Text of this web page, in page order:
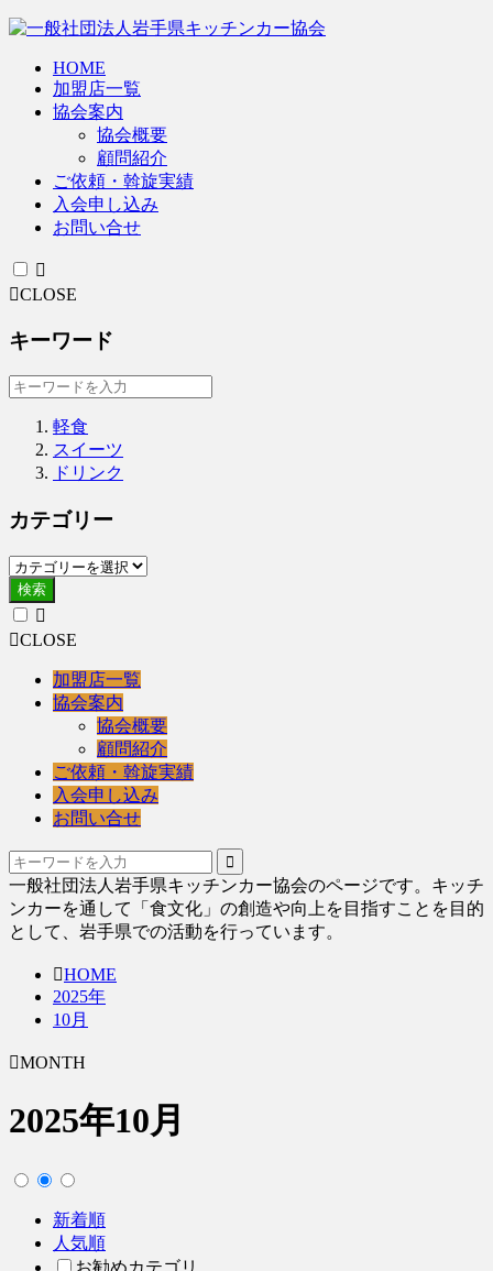
HOME
加盟店一覧
協会案内
協会概要
顧問紹介
ご依頼・斡旋実績
入会申し込み
お問い合せ
CLOSE
キーワード
軽食
スイーツ
ドリンク
カテゴリー
検索
CLOSE
加盟店一覧
協会案内
協会概要
顧問紹介
ご依頼・斡旋実績
入会申し込み
お問い合せ
一般社団法人岩手県キッチンカー協会のページです。キッチ
ンカーを通して「食文化」の創造や向上を目指すことを目的
として、岩手県での活動を行っています。
HOME
2025年
10月
MONTH
2025年10月
新着順
人気順
お勧めカテゴリ